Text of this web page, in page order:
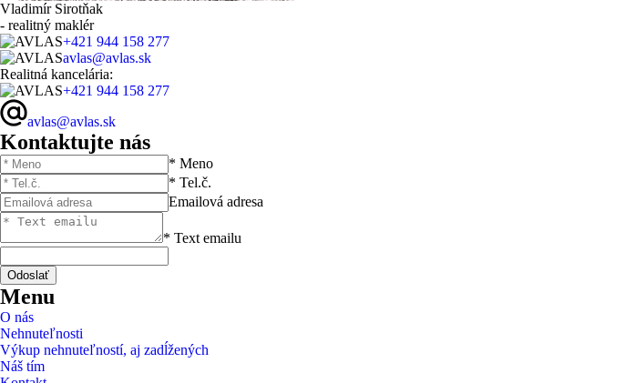
Vladimír Sirotňak
- realitný maklér
+421 944 158 277
avlas@avlas.sk
Realitná kancelária:
+421 944 158 277
avlas@avlas.sk
Kontaktujte nás
* Meno
* Tel.č.
Emailová adresa
* Text emailu
Menu
O nás
Nehnuteľnosti
Výkup nehnuteľností, aj zadĺžených
Náš tím